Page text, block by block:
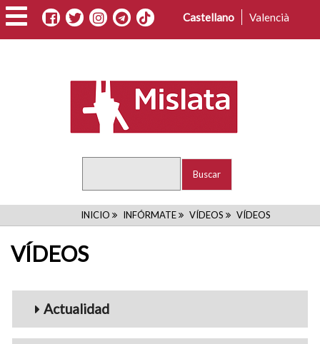
Pasar
al
contenido
Castellano Valencià
RUTA
INICIO INFÓRMATE VÍDEOS VÍDEOS
VÍDEOS
Menu_Videos
Actualidad